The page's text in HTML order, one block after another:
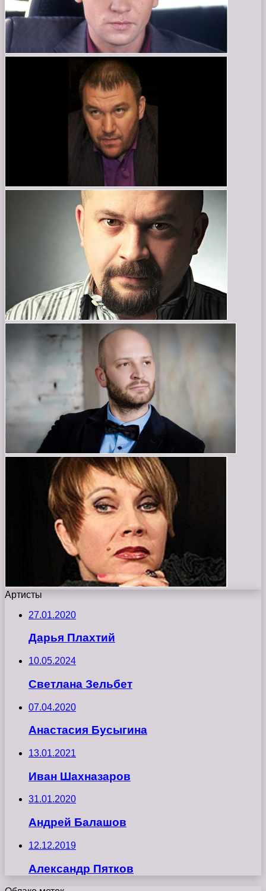
Артисты
27.01.2020
Дарья Плахтий
10.05.2024
Светлана Зельбет
07.04.2020
Анастасия Бусыгина
13.01.2021
Иван Шахназаров
31.01.2020
Андрей Балашов
12.12.2019
Александр Пятков